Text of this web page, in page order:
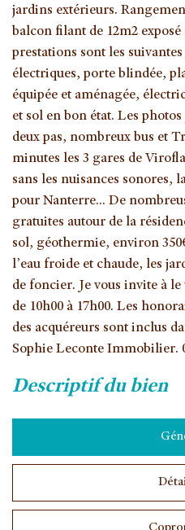
jardins extérieurs.
balcon filant de 12m2 exposé
prestations sont les
électriques, porte blindée,
équipée et aménagée,
et sol en bon état. Les
deux pas, nombreux bus et
minutes les 3 gares de
sans les nuisances sonores,
pour Nanterre... De
gratuites autour de la
sol, géothermie, environ
l’eau froide et chaude, les
de foncier. Je vous invite à
de 10h00 à 17h00. Les
des acquéreurs sont inclus
Sophie Leconte Immobilier.
descriptif du bien